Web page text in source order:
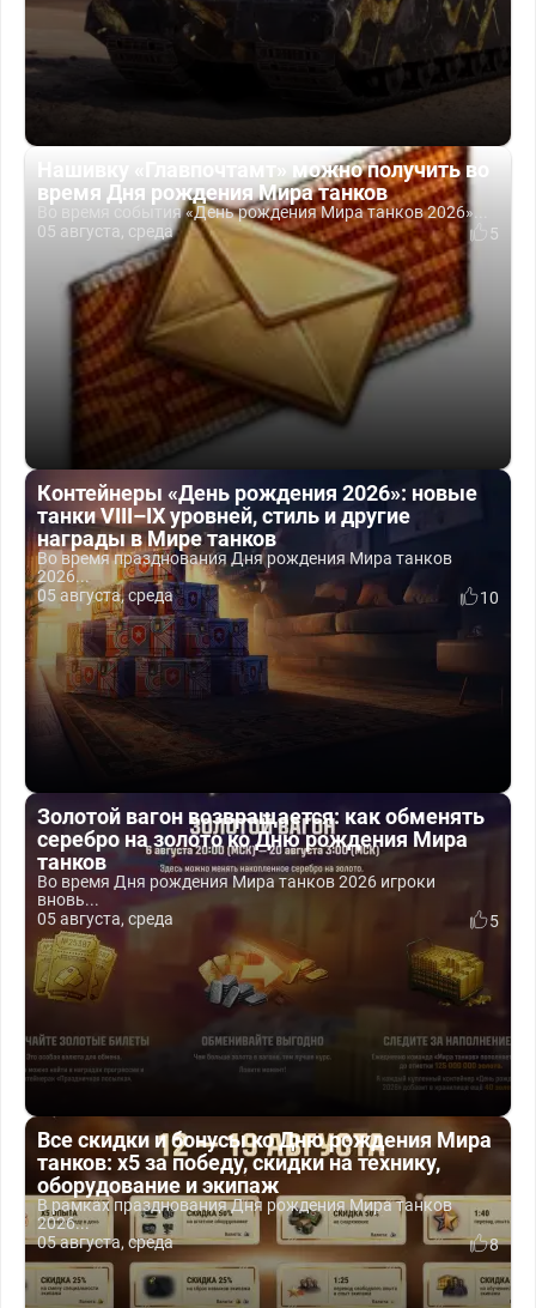
Нашивку «Главпочтамт» можно получить во
время Дня рождения Мира танков
Во время события «День рождения Мира танков 2026»...
05 августа, среда
5
Контейнеры «День рождения 2026»: новые
танки VIII–IX уровней, стиль и другие
награды в Мире танков
Во время празднования Дня рождения Мира танков
2026...
05 августа, среда
10
Золотой вагон возвращается: как обменять
серебро на золото ко Дню рождения Мира
танков
Во время Дня рождения Мира танков 2026 игроки
вновь...
05 августа, среда
5
Все скидки и бонусы ко Дню рождения Мира
танков: x5 за победу, скидки на технику,
оборудование и экипаж
В рамках празднования Дня рождения Мира танков
2026...
05 августа, среда
8